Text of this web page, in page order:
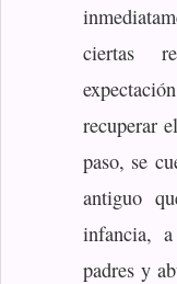
ciertas
recuperar
paso, se
antiguo
infancia,
padres y